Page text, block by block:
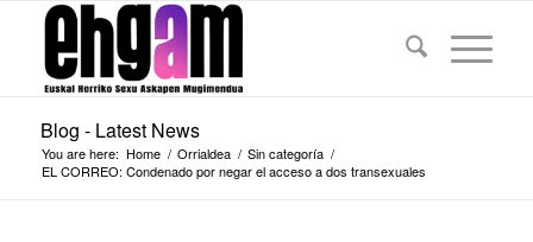
Blog - Latest News
You are here: Home / Orrialdea / Sin categoría /
EL CORREO: Condenado por negar el acceso a dos transexuales